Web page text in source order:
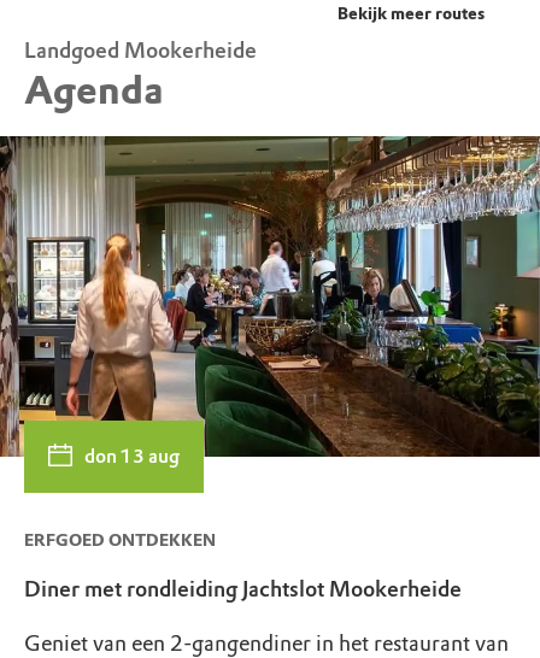
Bekijk meer routes
Landgoed Mookerheide
Agenda
don 13 aug
ERFGOED ONTDEKKEN
Diner met rondleiding Jachtslot Mookerheide
Geniet van een 2-gangendiner in het restaurant van